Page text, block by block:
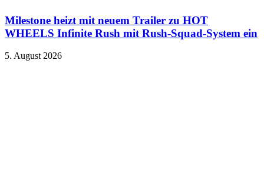
Milestone heizt mit neuem Trailer zu HOT
WHEELS Infinite Rush mit Rush-Squad-System ein
5. August 2026